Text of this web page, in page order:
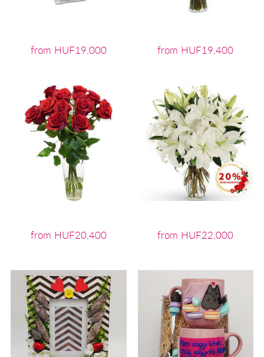
from HUF19,000 from HUF19,400
from HUF20,400 from HUF22,000